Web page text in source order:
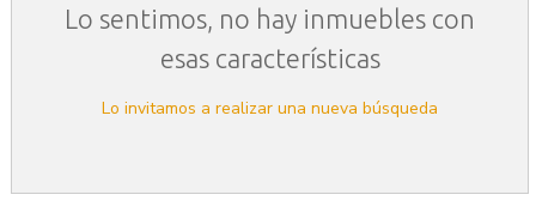
Lo sentimos, no hay inmuebles con
esas características
Lo invitamos a realizar una nueva búsqueda